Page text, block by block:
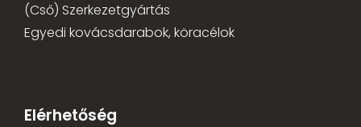
(Cső) Szerkezetgyártás
Egyedi kovácsdarabok, köracélok
Elérhetőség